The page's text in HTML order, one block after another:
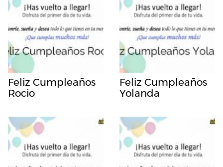
Feliz Cumpleaños
Rocio
Feliz Cumpleaños
Yolanda